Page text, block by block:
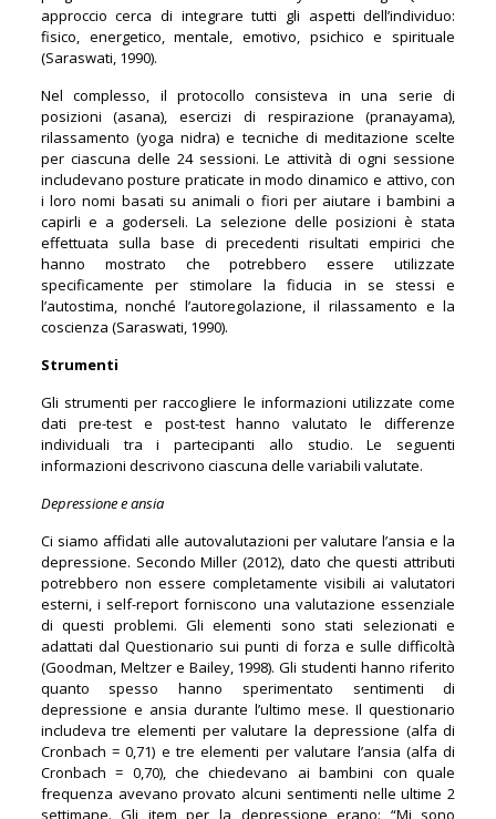
approccio cerca di integrare tutti gli aspetti dell’individuo:
fisico, energetico, mentale, emotivo, psichico e spirituale
(Saraswati, 1990).
Nel complesso, il protocollo consisteva in una serie di
posizioni (asana), esercizi di respirazione (pranayama),
rilassamento (yoga nidra) e tecniche di meditazione scelte
per ciascuna delle 24 sessioni. Le attività di ogni sessione
includevano posture praticate in modo dinamico e attivo, con
i loro nomi basati su animali o fiori per aiutare i bambini a
capirli e a goderseli. La selezione delle posizioni è stata
effettuata sulla base di precedenti risultati empirici che
hanno mostrato che potrebbero essere utilizzate
specificamente per stimolare la fiducia in se stessi e
l’autostima, nonché l’autoregolazione, il rilassamento e la
coscienza (Saraswati, 1990).
Strumenti
Gli strumenti per raccogliere le informazioni utilizzate come
dati pre-test e post-test hanno valutato le differenze
individuali tra i partecipanti allo studio. Le seguenti
informazioni descrivono ciascuna delle variabili valutate.
Depressione e ansia
Ci siamo affidati alle autovalutazioni per valutare l’ansia e la
depressione. Secondo Miller (2012), dato che questi attributi
potrebbero non essere completamente visibili ai valutatori
esterni, i self-report forniscono una valutazione essenziale
di questi problemi. Gli elementi sono stati selezionati e
adattati dal Questionario sui punti di forza e sulle difficoltà
(Goodman, Meltzer e Bailey, 1998). Gli studenti hanno riferito
quanto spesso hanno sperimentato sentimenti di
depressione e ansia durante l’ultimo mese. Il questionario
includeva tre elementi per valutare la depressione (alfa di
Cronbach = 0,71) e tre elementi per valutare l’ansia (alfa di
Cronbach = 0,70), che chiedevano ai bambini con quale
frequenza avevano provato alcuni sentimenti nelle ultime 2
settimane. Gli item per la depressione erano: “Mi sono